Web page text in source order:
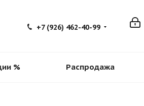
+7 (926) 462-40-99
% Распродажа